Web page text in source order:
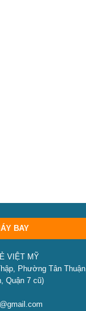
BAY
VIỆT MỸ
Phường Tân Thuận,
Quận 7 cũ)